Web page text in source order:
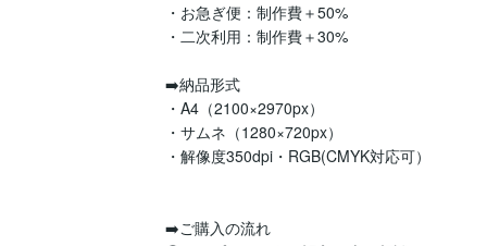
・お急ぎ便：制作費＋50%
・二次利用：制作費＋30%
➡️納品形式
・A4（2100×2970px）
・サムネ（1280×720px）
・解像度350dpi・RGB(CMYK対応可）
➡️ご購入の流れ